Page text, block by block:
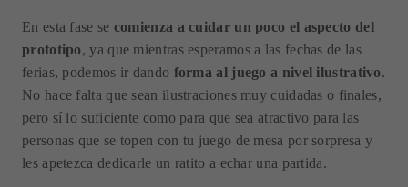
En esta fase se comienza a cuidar un poco el aspecto del
prototipo, ya que mientras esperamos a las fechas de las
ferias, podemos ir dando forma al juego a nivel ilustrativo.
No hace falta que sean ilustraciones muy cuidadas o finales,
pero sí lo suficiente como para que sea atractivo para las
personas que se topen con tu juego de mesa por sorpresa y
les apetezca dedicarle un ratito a echar una partida.